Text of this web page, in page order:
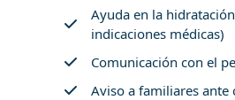
Ayuda en la
indicaciones médicas)
Comunicación con el
Aviso a familiares ante